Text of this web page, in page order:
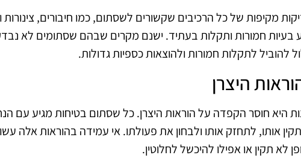
מקיפות של כל הרכיבים שקשורים לשסתום, כמו חיבורים, צינורות
בעיות חמורות ותקלות בעתיד. ישנם מקרים שבהם שסתומים לא
לתקלות חמורות ולהוצאות כספיות גדולות.
היצרן
היא חוסר הקפדה על הוראות היצרן. כל שסתום בטיחות מגיע עם
אותו, לתחזק אותו ולבחון את פעולתו. אי עמידה בהוראות אלה
לא תקין או אפילו להיכשל לחלוטין.